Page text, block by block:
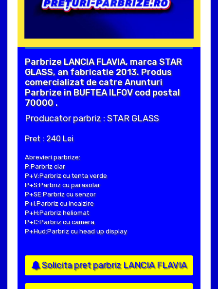
Parbrize LANCIA FLAVIA, marca STAR
GLASS, an fabricatie 2013. Produs
comercializat de catre Anunturi
Parbrize in BUFTEA ILFOV cod postal
70000 .
Producator parbriz : STAR GLASS
Pret : 240 Lei
Abrevieri parbrize:
P:Parbriz clar
P+V:Parbriz cu tenta verde
P+S:Parbriz cu parasolar
P+SE:Parbriz cu senzor
P+I:Parbriz cu incalzire
P+H:Parbriz heliomat
P+C:Parbriz cu camera
P+Hud:Parbriz cu head up display
Solicita pret parbriz LANCIA FLAVIA